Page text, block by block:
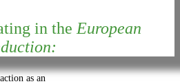
in the European
as an